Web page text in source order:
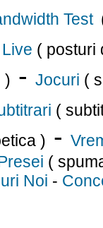
Test
( posturi
) - Jocuri (
(
) -
(
Noi -